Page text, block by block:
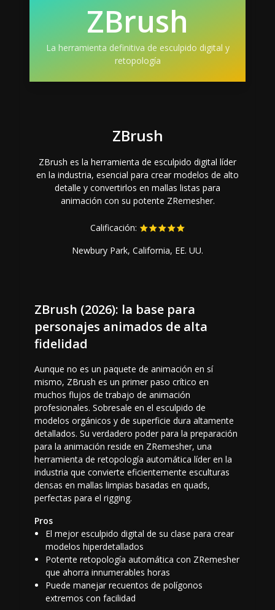
ZBrush
La herramienta definitiva de esculpido digital y
retopología
ZBrush
ZBrush es la herramienta de esculpido digital líder
en la industria, esencial para crear modelos de alto
detalle y convertirlos en mallas listas para
animación con su potente ZRemesher.
Calificación:
Newbury Park, California, EE. UU.
ZBrush (2026): la base para
personajes animados de alta
fidelidad
Aunque no es un paquete de animación en sí
mismo, ZBrush es un primer paso crítico en
muchos flujos de trabajo de animación
profesionales. Sobresale en el esculpido de
modelos orgánicos y de superficie dura altamente
detallados. Su verdadero poder para la preparación
para la animación reside en ZRemesher, una
herramienta de retopología automática líder en la
industria que convierte eficientemente esculturas
densas en mallas limpias basadas en quads,
perfectas para el rigging.
Pros
El mejor esculpido digital de su clase para crear
modelos hiperdetallados
Potente retopología automática con ZRemesher
que ahorra innumerables horas
Puede manejar recuentos de polígonos
extremos con facilidad